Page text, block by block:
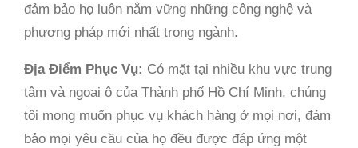
đảm bảo họ luôn nắm vững những công nghệ và
phương pháp mới nhất trong ngành.
Địa Điểm Phục Vụ: Có mặt tại nhiều khu vực trung
tâm và ngoại ô của Thành phố Hồ Chí Minh, chúng
tôi mong muốn phục vụ khách hàng ở mọi nơi, đảm
bảo mọi yêu cầu của họ đều được đáp ứng một